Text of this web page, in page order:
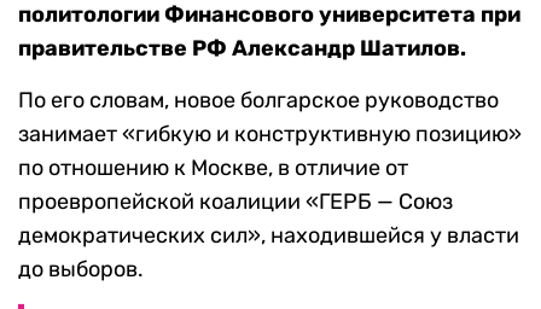
политологии Финансового университета при
правительстве РФ Александр Шатилов.
По его словам, новое болгарское руководство
занимает «гибкую и конструктивную позицию»
по отношению к Москве, в отличие от
проевропейской коалиции «ГЕРБ — Союз
демократических сил», находившейся у власти
до выборов.